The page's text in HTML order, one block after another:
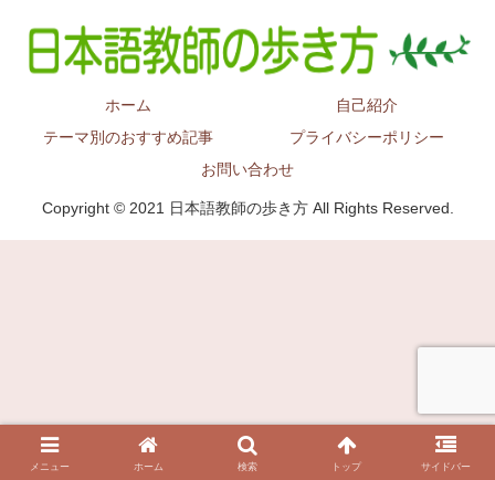
ホーム
自己紹介
テーマ別のおすすめ記事
プライバシーポリシー
お問い合わせ
Copyright © 2021 日本語教師の歩き方 All Rights Reserved.
メニュー ホーム 検索 トップ サイドバー